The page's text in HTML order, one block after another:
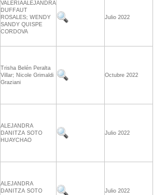
VALERIAALEJANDRA
DUFFAUT
ROSALES; WENDY
SANDY QUISPE
CORDOVA
Julio 2022
Trisha Belén Peralta
Villar; Nicole Grimaldi
Graziani
Octubre 2022
ALEJANDRA
DANITZA SOTO
HUAYCHAO
Julio 2022
ALEJANDRA
DANITZA SOTO
Julio 2022